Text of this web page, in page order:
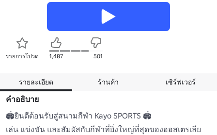
รายการโปรด 1,487 501
รายละเอียด ร้านค้า เซิร์ฟเวอร์
คำอธิบาย
🏟️ยินดีต้อนรับสู่สนามกีฬา Kayo SPORTS 🏟️
เล่น แข่งขัน และสัมผัสกับกีฬาที่ยิ่งใหญ่ที่สุดของออสเตรเลีย